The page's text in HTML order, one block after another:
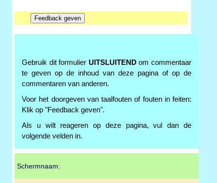
Gebruik dit formulier UITSLUITENDom commentaar
te geven op de inhoud van deze pagina of op de
commentaren van anderen.
Voor het doorgeven van taalfouten of fouten in feiten:
Klik op "Feedback geven".
Als u wilt reageren op deze pagina, vul dan de
volgende velden in.
Schermnaam: